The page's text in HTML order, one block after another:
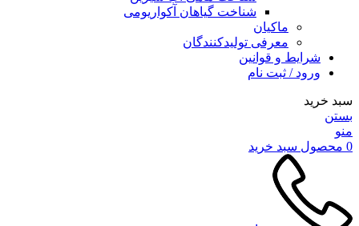
شناخت گیاهان آکواریومی
ماکیان
معرفی تولیدکنندگان
شرایط و قوانین
ورود / ثبت نام
سبد خرید
بستن
منو
0 محصول سبد خرید